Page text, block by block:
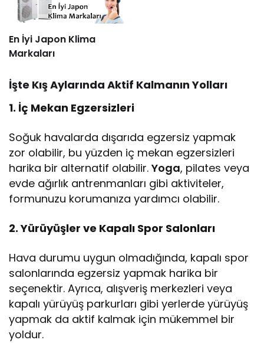
En İyi Japon Klima
Markaları
İşte Kış Aylarında Aktif Kalmanın Yolları
1. İç Mekan Egzersizleri
Soğuk havalarda dışarıda egzersiz yapmak
zor olabilir, bu yüzden iç mekan egzersizleri
harika bir alternatif olabilir.Yoga, pilates veya
evde ağırlık antrenmanları gibi aktiviteler,
formunuzu korumanıza yardımcı olabilir.
2. Yürüyüşler ve Kapalı Spor Salonları
Hava durumu uygun olmadığında, kapalı spor
salonlarında egzersiz yapmak harika bir
seçenektir. Ayrıca, alışveriş merkezleri veya
kapalı yürüyüş parkurları gibi yerlerde yürüyüş
yapmak da aktif kalmak için mükemmel bir
yoldur.